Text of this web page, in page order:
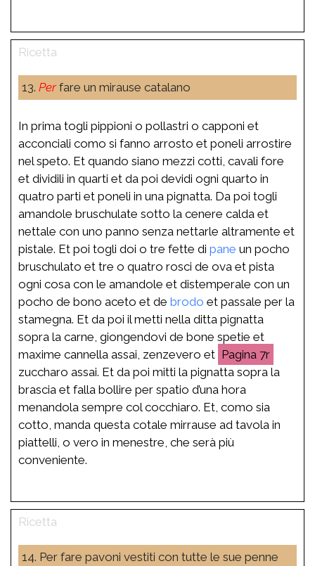
13. Perfare un mirause catalano
In prima togli pippioni o pollastri o capponi et
acconciali como si fanno arrosto et poneli arrostire
nel speto. Et quando siano mezzi cotti, cavali fore
et dividili in quarti et da poi devidi ogni quarto in
quatro parti et poneli in una pignatta. Da poi togli
amandole bruschulate sotto la cenere calda et
nettale con uno panno senza nettarle altramente et
pistale. Et poi togli doi o tre fette di pane un pocho
bruschulato et tre o quatro rosci de ova et pista
ogni cosa con le amandole et distemperale con un
pocho de bono aceto et de brodo et passale per la
stamegna. Et da poi il metti nella ditta pignatta
sopra la carne, giongendovi de bone spetie et
maxime cannella assai, zenzevero et
7r
zuccharo assai. Et da poi mitti la pignatta sopra la
brascia et falla bollire per spatio d’una hora
menandola sempre col cocchiaro. Et, como sia
cotto, manda questa cotale mirrause ad tavola in
piattelli, o vero in menestre, che serà più
conveniente.
14. Per fare pavoni vestiti con tutte le sue penne